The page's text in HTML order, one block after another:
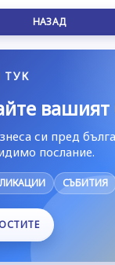
НАЗАД
ТУК
вашият
си пред
послание.
СЪБИТИЯ